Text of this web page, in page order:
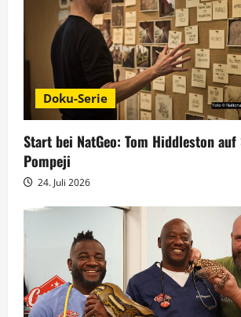
n
Doku-Serie
Start bei NatGeo: Tom Hiddleston
Pompeji
24. Juli 2026